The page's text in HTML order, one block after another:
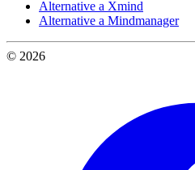
Alternative a Xmind
Alternative a Mindmanager
© 2026